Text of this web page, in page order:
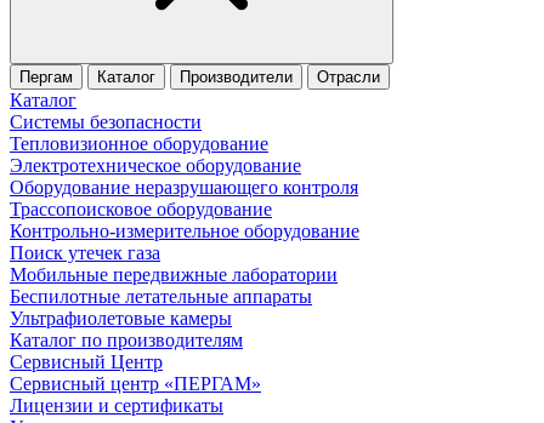
Пергам Каталог Производители Отрасли
Каталог
Системы безопасности
Тепловизионное оборудование
Электротехническое оборудование
Оборудование неразрушающего контроля
Трассопоисковое оборудование
Контрольно-измерительное оборудование
Поиск утечек газа
Мобильные передвижные лаборатории
Беспилотные летательные аппараты
Ультрафиолетовые камеры
Каталог по производителям
Сервисный Центр
Сервисный центр «ПЕРГАМ»
Лицензии и сертификаты